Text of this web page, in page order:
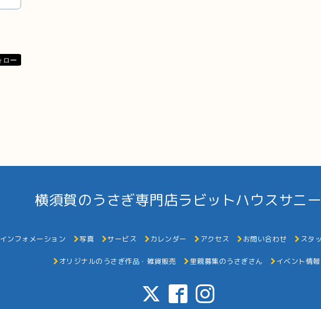
横須賀のうさぎ専門店ラビットハウスサニー
インフォメーション 写真 サービス カレンダー アクセス お問い合わせ スタ
オリジナルのうさぎ作品・雑貨販売 里親募集のうさぎさん イベント情報